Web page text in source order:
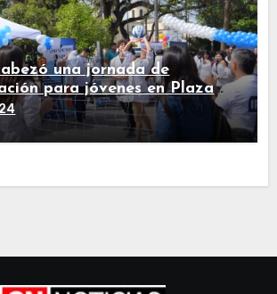
una jornada de
para jóvenes en Plaza